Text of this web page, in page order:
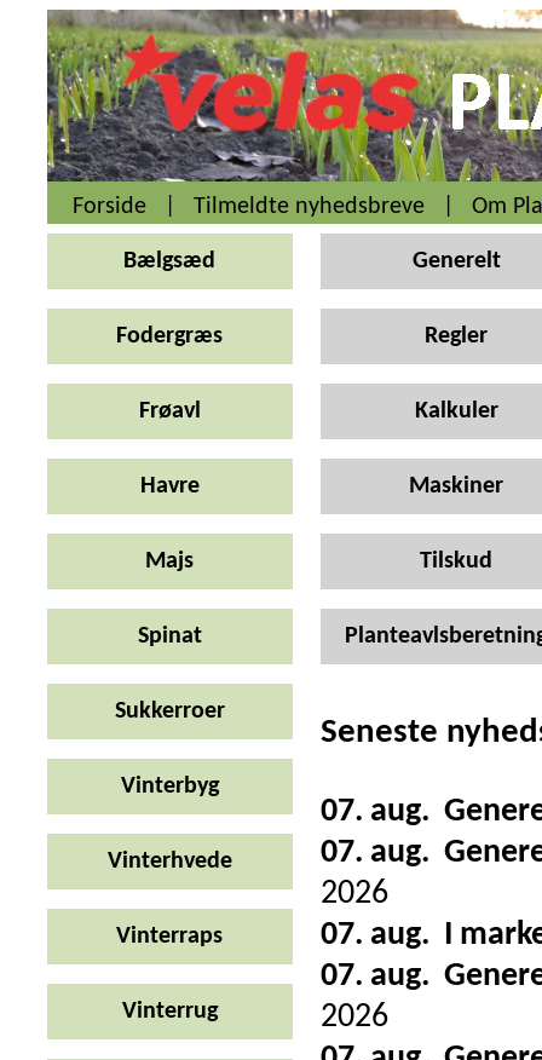
Forside Tilmeldte nyhedsbreve Om
Bælgsæd
Fodergræs
Frøavl
Havre
Majs
Spinat
Sukkerroer
Vinterbyg
Vinterhvede
Vinterraps
Vinterrug
Generelt
Regler
Kalkuler
Maskiner
Tilskud
Seneste
07. aug.
07. aug.
2026
07. aug. I
07. aug.
2026